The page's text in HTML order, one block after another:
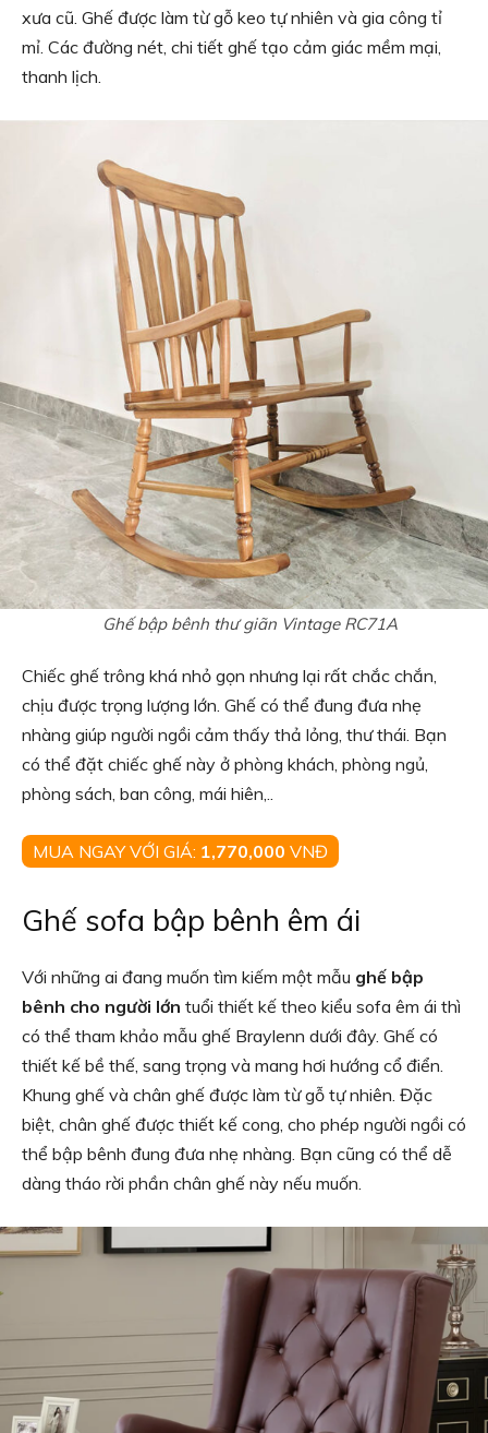
xưa cũ. Ghế được làm từ gỗ keo tự nhiên và gia công tỉ
mỉ. Các đường nét, chi tiết ghế tạo cảm giác mềm mại,
thanh lịch.
Ghế bập bênh thư giãn Vintage RC71A
Chiếc ghế trông khá nhỏ gọn nhưng lại rất chắc chắn,
chịu được trọng lượng lớn. Ghế có thể đung đưa nhẹ
nhàng giúp người ngồi cảm thấy thả lỏng, thư thái. Bạn
có thể đặt chiếc ghế này ở phòng khách, phòng ngủ,
phòng sách, ban công, mái hiên,..
MUA NGAY VỚI GIÁ: 1,770,000 VNĐ
Ghế sofa bập bênh êm ái
Với những ai đang muốn tìm kiếm một mẫu ghế bập
bênh cho người lớn tuổi thiết kế theo kiểu sofa êm ái thì
có thể tham khảo mẫu ghế Braylenn dưới đây. Ghế có
thiết kế bề thế, sang trọng và mang hơi hướng cổ điển.
Khung ghế và chân ghế được làm từ gỗ tự nhiên. Đặc
biệt, chân ghế được thiết kế cong, cho phép người ngồi có
thể bập bênh đung đưa nhẹ nhàng. Bạn cũng có thể dễ
dàng tháo rời phần chân ghế này nếu muốn.